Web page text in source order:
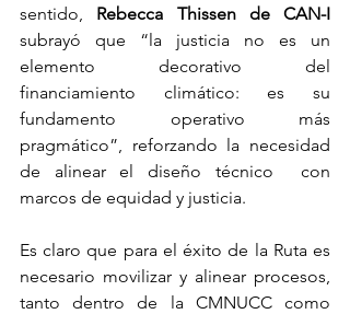
sentido, Rebecca Thissen de CAN-I
subrayó que “la justicia no es un
elemento decorativo del
financiamiento climático: es su
fundamento operativo más
pragmático”, reforzando la necesidad
de alinear el diseño técnico  con
marcos de equidad y justicia.
Es claro que para el éxito de la Ruta es
necesario movilizar y alinear procesos,
tanto dentro de la CMNUCC como